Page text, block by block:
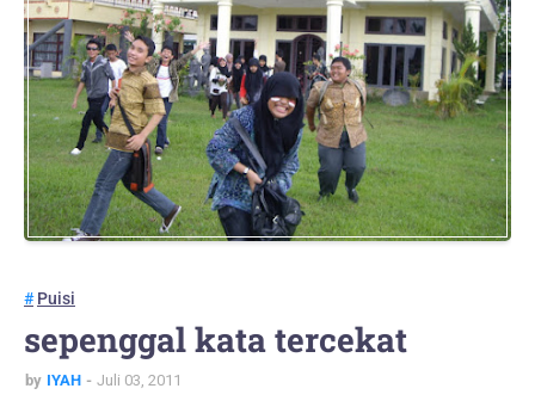
Puisi
sepenggal kata tercekat
by IYAH Juli 03, 2011